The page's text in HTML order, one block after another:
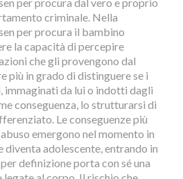
criminale. Nella
per procura il bambino
la capacità di percepire
che gli provengono dal
più in grado di distinguere se i
immaginati da lui o indotti dagli
conseguenza, lo strutturarsi di
Le conseguenze più
emergono nel momento in
diventa adolescente, entrando in
definizione porta con sé una